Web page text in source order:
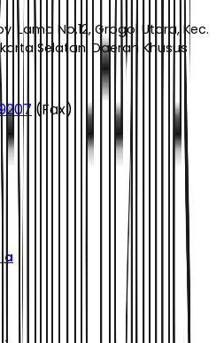
Lama No.12, Grogol Utara, Kec.
Selatan, Daerah Khusus
(Fax)